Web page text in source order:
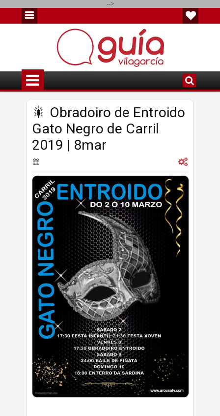
-->
🎇 Obradoiro de Entroido
Gato Negro de Carril
2019 | 8mar